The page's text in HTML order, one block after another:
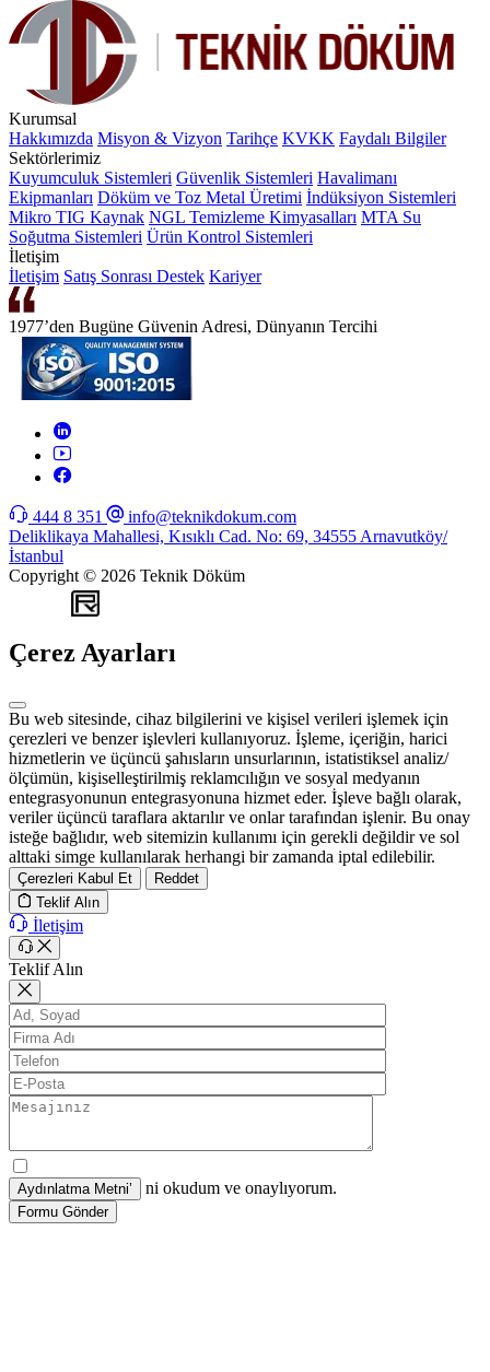
Kurumsal
Hakkımızda Misyon & Vizyon Tarihçe KVKK Faydalı Bilgiler
Sektörlerimiz
Kuyumculuk Sistemleri Güvenlik Sistemleri Havalimanı
Ekipmanları Döküm ve Toz Metal Üretimi İndüksiyon Sistemleri
Mikro TIG Kaynak NGL Temizleme Kimyasalları MTA Su
Soğutma Sistemleri Ürün Kontrol Sistemleri
İletişim
İletişim Satış Sonrası Destek Kariyer
1977’den Bugüne Güvenin Adresi, Dünyanın Tercihi
444 8 351
info@teknikdokum.com
Deliklikaya Mahallesi, Kısıklı Cad. No: 69, 34555 Arnavutköy/
İstanbul
Copyright © 2026 Teknik Döküm
Çerez Ayarları
Bu web sitesinde, cihaz bilgilerini ve kişisel verileri işlemek için
çerezleri ve benzer işlevleri kullanıyoruz. İşleme, içeriğin, harici
hizmetlerin ve üçüncü şahısların unsurlarının, istatistiksel analiz/
ölçümün, kişiselleştirilmiş reklamcılığın ve sosyal medyanın
entegrasyonunun entegrasyonuna hizmet eder. İşleve bağlı olarak,
veriler üçüncü taraflara aktarılır ve onlar tarafından işlenir. Bu onay
isteğe bağlıdır, web sitemizin kullanımı için gerekli değildir ve sol
alttaki simge kullanılarak herhangi bir zamanda iptal edilebilir.
Çerezleri Kabul Et
Reddet
Teklif Alın
İletişim
Teklif Alın
ni okudum ve onaylıyorum.
Formu Gönder